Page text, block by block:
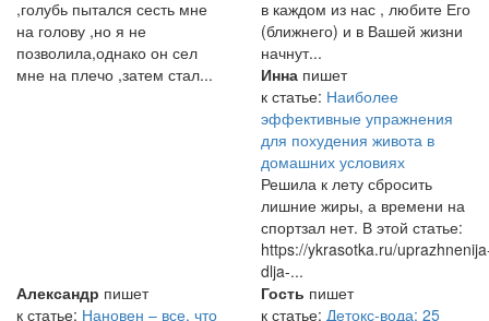
,голубь пытался сесть мне
на голову ,но я не
позволила,однако он сел
мне на плечо ,затем стал...
в каждом из нас , любите Его
(ближнего) и в Вашей жизни
начнут...
Инна пишет
к статье: Наиболее
эффективные упражнения
для похудения живота в
домашних условиях
Решила к лету сбросить
лишние жиры, а времени на
спортзал нет. В этой статье:
https://ykrasotka.ru/
dlja-...
Александр пишет
к статье: Нановен – все, что
Гость пишет
к статье: Детокс-вода: 25